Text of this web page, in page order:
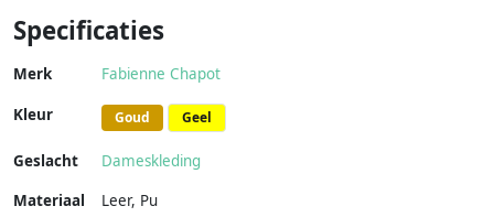
Specificaties
Merk Fabienne Chapot
Kleur Goud Geel
Geslacht
Dameskleding
Materiaal
Leer, Pu